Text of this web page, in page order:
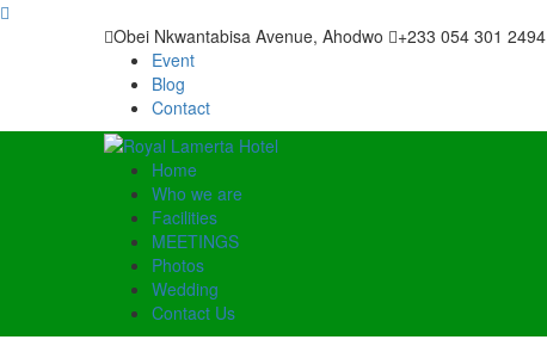
Obei Nkwantabisa Avenue, Ahodwo
+233 054 301 2494
Event
Blog
Contact
Home
Who we are
Facilities
MEETINGS
Photos
Wedding
Contact Us